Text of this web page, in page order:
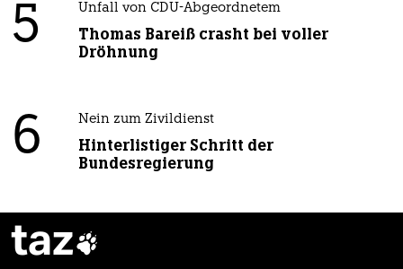
5 Unfall von CDU-Abgeordnetem
Thomas Bareiß crasht bei voller
Dröhnung
6 Nein zum Zivildienst
Hinterlistiger Schritt der
Bundesregierung
taz